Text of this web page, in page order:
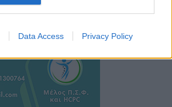
Data Access Privacy Policy